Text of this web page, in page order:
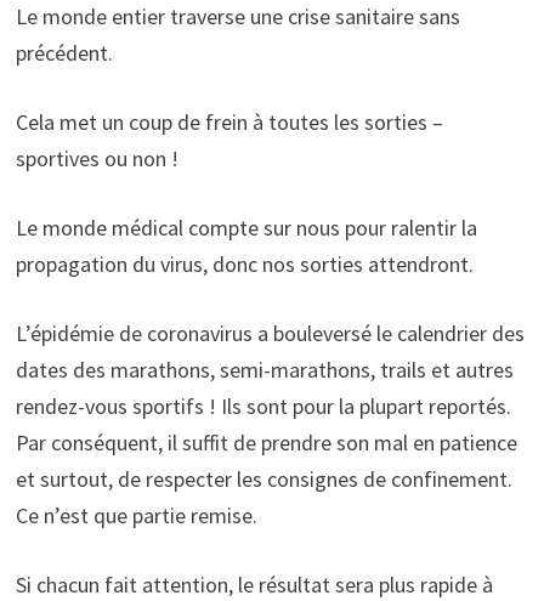
Le monde entier traverse une crise sanitaire sans
précédent.
Cela met un coup de frein à toutes les sorties –
sportives ou non !
Le monde médical compte sur nous pour ralentir la
propagation du virus, donc nos sorties attendront.
L’épidémie de coronavirus a bouleversé le calendrier des
dates des marathons, semi-marathons, trails et autres
rendez-vous sportifs ! Ils sont pour la plupart reportés.
Par conséquent, il suffit de prendre son mal en patience
et surtout, de respecter les consignes de confinement.
Ce n’est que partie remise.
Si chacun fait attention, le résultat sera plus rapide à